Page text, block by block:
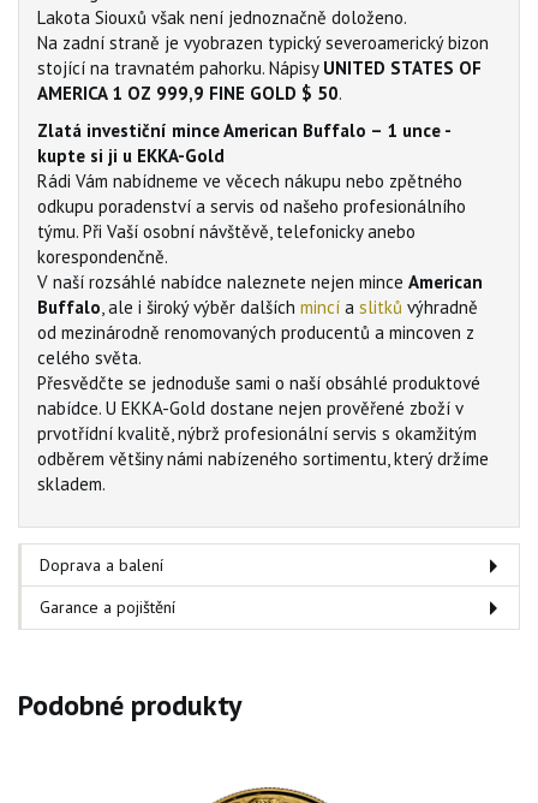
Lakota Siouxů však není jednoznačně doloženo.
Na zadní straně je vyobrazen typický severoamerický bizon
stojící na travnatém pahorku. Nápisy UNITED STATES OF
AMERICA 1 OZ 999,9 FINE GOLD $ 50.
Zlatá investiční mince American Buffalo – 1 unce -
kupte si ji u EKKA-Gold
Rádi Vám nabídneme ve věcech nákupu nebo zpětného
odkupu poradenství a servis od našeho profesionálního
týmu. Při Vaší osobní návštěvě, telefonicky anebo
korespondenčně.
V naší rozsáhlé nabídce naleznete nejen mince American
Buffalo , ale i široký výběr dalších mincí a slitků výhradně
od mezinárodně renomovaných producentů a mincoven z
celého světa.
Přesvědčte se jednoduše sami o naší obsáhlé produktové
nabídce. U EKKA-Gold dostane nejen prověřené zboží v
prvotřídní kvalitě, nýbrž profesionální servis s okamžitým
odběrem většiny námi nabízeného sortimentu, který držíme
skladem.
Doprava a balení
Garance a pojištění
Podobné produkty